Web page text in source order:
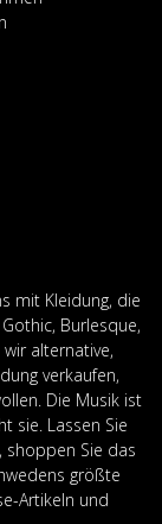
mit Kleidung, die
Burlesque,
alternative,
verkaufen,
Die Musik ist
sie. Lassen Sie
shoppen Sie das
größte
Artikeln und